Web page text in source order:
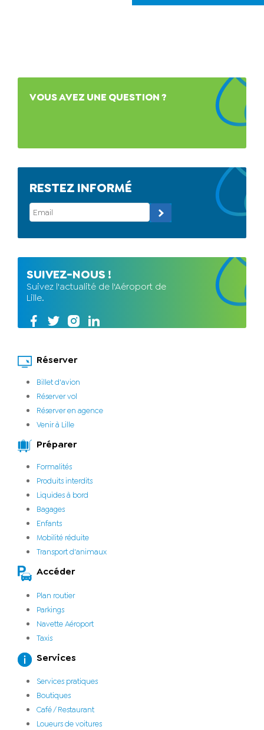
VOUS AVEZ UNE QUESTION ?
RESTEZ INFORMÉ
SUIVEZ-NOUS !
Suivez l'actualité de l'Aéroport de
Lille.
Réserver
Billet d'avion
Réserver vol
Réserver en agence
Venir à Lille
Préparer
Formalités
Produits interdits
Liquides à bord
Bagages
Enfants
Mobilité réduite
Transport d'animaux
Accéder
Plan routier
Parkings
Navette Aéroport
Taxis
Services
Services pratiques
Boutiques
Café / Restaurant
Loueurs de voitures